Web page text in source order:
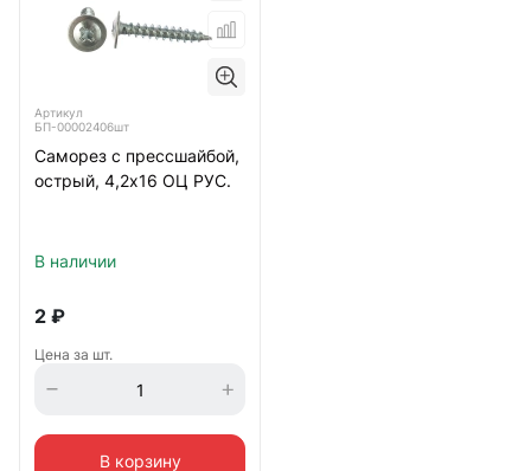
Артикул
БП-00002406шт
Саморез с прессшайбой,
острый, 4,2х16 ОЦ РУС.
В наличии
2 ₽
Цена за шт.
В корзину